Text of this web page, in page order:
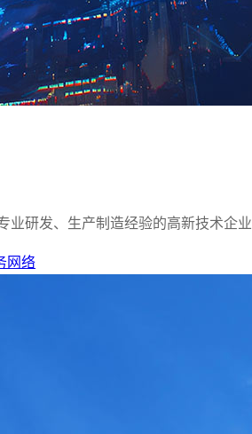
业研发、生产制造经验的高新技术企业
网络